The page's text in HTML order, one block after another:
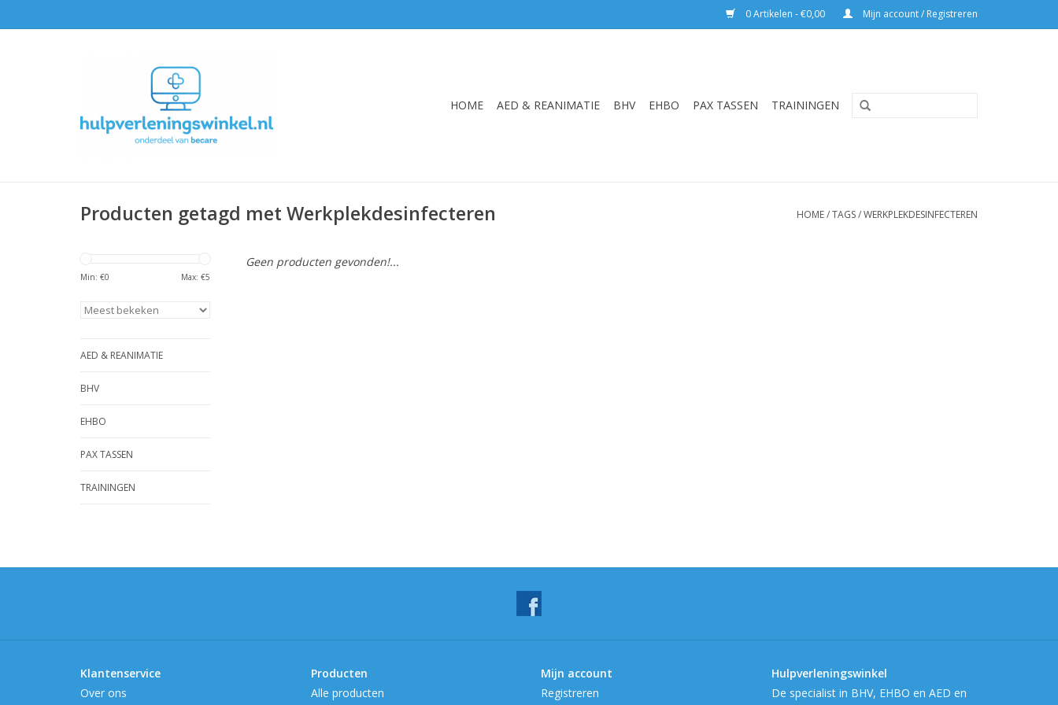
0 Artikelen - €0,00 Mijn account / Registreren
HOME AED & REANIMATIE BHV EHBO PAX TASSEN TRAININGEN
Producten getagd met Werkplekdesinfecteren HOME/TAGS/WERKPLEKDESINFECTEREN
Min: €0 Max: €5
AED & REANIMATIE
BHV
EHBO
PAX TASSEN
TRAININGEN
Geen producten gevonden!...
Klantenservice
Over ons
Producten
Alle producten
Mijn account
Registreren
Hulpverleningswinkel
De specialist in BHV, EHBO en AED en